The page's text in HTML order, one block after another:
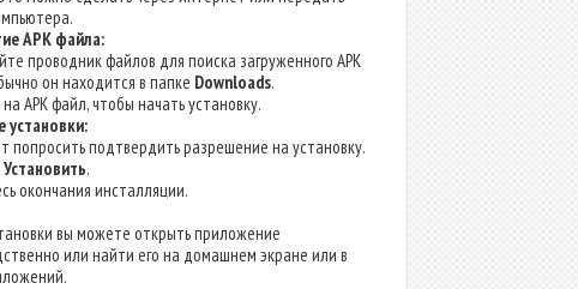
APK файла:
проводник файлов для поиска загруженного APK
он находится в папке Downloads.
APK файл, чтобы начать установку.
установки:
попросить подтвердить разрешение на установку.
Установить.
окончания инсталляции.
вы можете открыть приложение
или найти его на домашнем экране или в